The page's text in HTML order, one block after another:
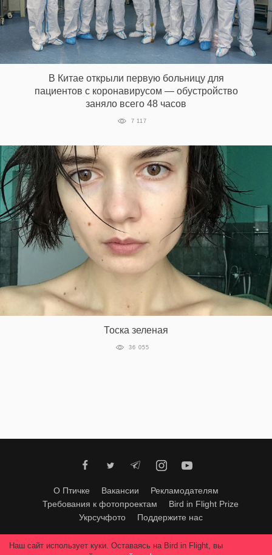
В Китае открыли первую больницу для
пациентов с коронавирусом — обустройство
заняло всего 48 часов
7 117
Тоска зеленая
36 055
О Птичке Вакансии
Рекламодателям
Требования к фотопроектам
Bird in Flight Prize
Укрсучфото
Поддержите нас
Любое использование материалов допускается только с согласия
Наш сайт использует куки. Оставаясь на Bird in Flight, вы